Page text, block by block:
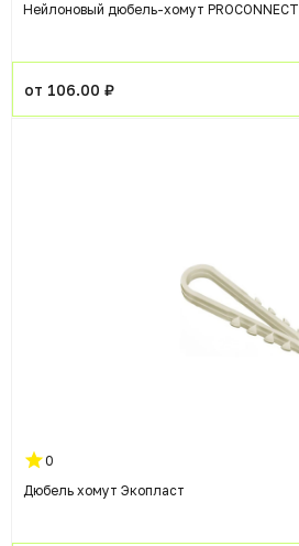
Нейлоновый дюбель-хомут PROCONNECT
от 106.00 ₽
0
Дюбель хомут Экопласт